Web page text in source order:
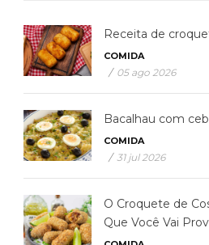
Receita de
COMIDA
/ 05 ago 2026
Bacalhau com
COMIDA
/ 31 jul 2026
O Croquete de
Que Você Vai